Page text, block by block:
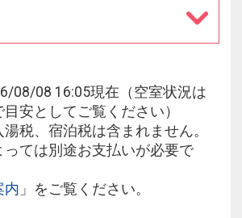
08/08 16:05現在（空室状況は
安としてご覧ください）
税、宿泊税は含まれません。
っては別途お支払いが必要で
内 」をご覧ください。